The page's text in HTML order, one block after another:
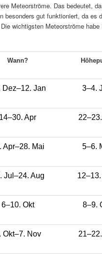
Meteorströme. Das bedeutet,
besonders gut funktioniert, da es
wichtigsten Meteorströme habe
Wann?
Dez–12. Jan 3–4.
14–30. Apr
Apr–28. Mai 5–6.
Jul–24. Aug
6–10. Okt 8–9.
Okt–7. Nov